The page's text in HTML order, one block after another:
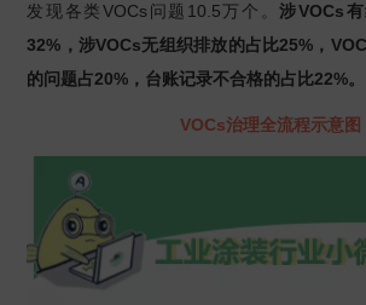
发现各类VOCs问题10.5万个。涉VOCs
32%，涉VOCs无组织排放的占比25%，
的问题占20%，台账记录不合格的占比22%。
VOCs治理全流程示意图